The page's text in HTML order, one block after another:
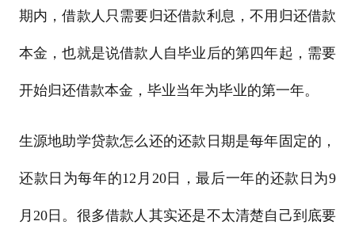
期内，借款人只需要归还借款利息，不用归还借款
本金，也就是说借款人自毕业后的第四年起，需要
开始归还借款本金，毕业当年为毕业的第一年。
生源地助学贷款怎么还的还款日期是每年固定的，
还款日为每年的12月20日，最后一年的还款日为9
月20日。很多借款人其实还是不太清楚自己到底要